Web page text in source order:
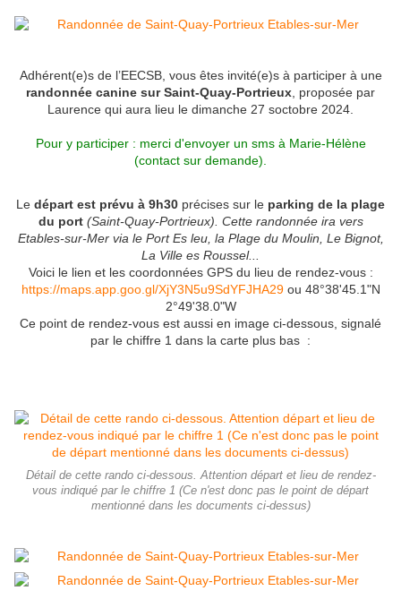
Adhérent(e)s de l’EECSB, vous êtes invité(e)s à participer à une
randonnée canine sur Saint-Quay-Portrieux , proposée par
Laurence qui aura lieu le dimanche 27 soctobre 2024.
Pour y participer : merci d'envoyer un sms à Marie-Hélène
(contact sur demande).
Le départ est prévu à 9h30 précises sur le parking de la plage
du port (Saint-Quay-Portrieux). Cette randonnée ira vers
Etables-sur-Mer via le Port Es leu, la Plage du Moulin, Le Bignot,
La Ville es Roussel...
Voici le lien et les coordonnées GPS du lieu de rendez-vous :
https://maps.app.goo.gl/XjY3N5u9SdYFJHA29ou 48°38'45.1"N
2°49'38.0"W
Ce point de rendez-vous est aussi en image ci-dessous, signalé
par le chiffre 1 dans la carte plus bas :
Détail de cette rando ci-dessous. Attention départ et lieu de rendez-
vous indiqué par le chiffre 1 (Ce n'est donc pas le point de départ
mentionné dans les documents ci-dessus)